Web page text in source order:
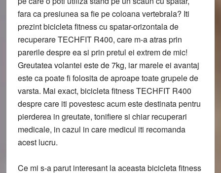
fara ca presiunea sa fie pe coloana vertebrala? Iti
prezint bicicleta fitness cu spatar-orizontala de
recuperare TECHFIT R400, care m-a atras prin
parerile despre ea si prin pretul ei extrem de mic!
Greutatea volantei este de 7kg, iar marele ei avantaj
este ca poate fi folosita de aproape toate grupele de
varsta. Mai exact, bicicleta fitness TECHFIT R400
despre care iti povestesc acum este destinata pentru
pierderea in greutate, tonifiere si chiar recuperari
medicale, in cazul in care medicul iti recomanda
acest lucru.
Ce mi s-a parut interesant la aceasta bicicleta fitness